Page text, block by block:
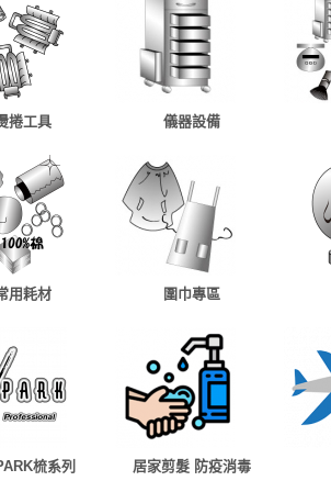
捲工具 儀器設備
用耗材 圍巾專區
梳系列 居家剪髮 防疫消毒